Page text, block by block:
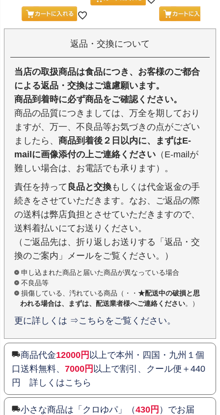
返品・交換について
当店の取扱商品は食品につき、お客様のご都合
による返品・交換はご遠慮願います。
商品到着時に必ず商品をご確認ください。
商品の品質につきましては、万全を期しており
ますが、万一、不良品等お気づきの点がござい
ましたら、 商品到着後２日以内に、まずはE-
mailに画像添付の上ご連絡ください （E-mailが
難しい場合は、お電話でも承ります）。
責任を持って 良品と交換もしくは代金返金の手
続きをさせていただきます。なお、ご返品の際
の送料は弊店負担とさせていただきますので、
送料着払いにてお送りください。
（ご返品先は、折り返しお送りする「返品・交
換のご案内」メールをご覧ください。）
申し込まれた商品と届いた商品が異なっている場合
不良品等
損傷している、汚れている商品（・・ ★配送中の破損と思
われる場合は、まずは、配送業者様へご連絡ください。）
更に詳しくは ⇒こちらをご覧ください。
商品代金12000円 以上で本州・四国・九州１個
口送料無料、 7000円 以上で割引、クール便＋440
円 詳しくはこちら
小さな商品は「クロゆパ」（430円 ）でお届